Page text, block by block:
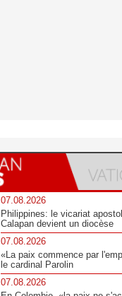
07.08.2026
Philippines: le vicariat
Calapan devient un diocèse
07.08.2026
«La paix commence par
le cardinal Parolin
07.08.2026